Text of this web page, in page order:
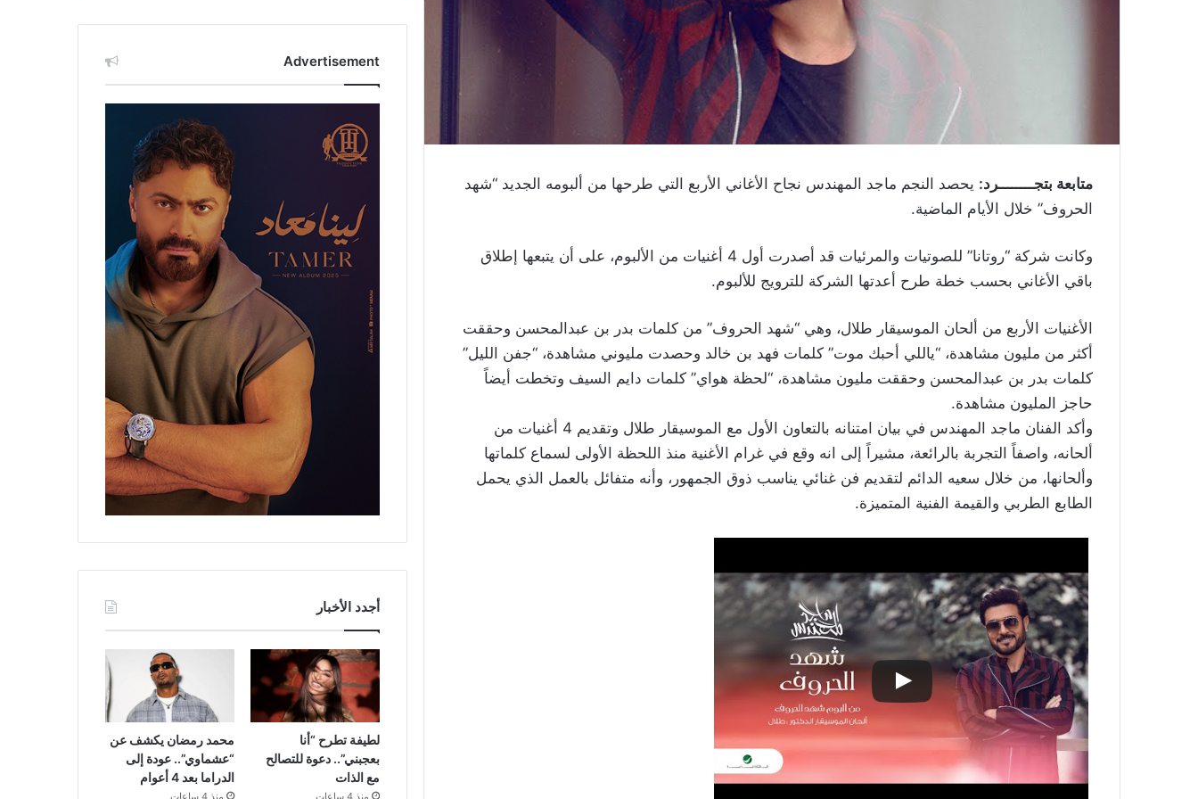
متابعة بتجــــــــرد: يحصد النجم ماجد المهندس نجاح الأغاني الأربع التي طرحها من ألبومه الجديد “شهد
الحروف” خلال الأيام الماضية.
وكانت شركة “روتانا” للصوتيات والمرئيات قد أصدرت أول 4 أغنيات من الألبوم، على أن يتبعها إطلاق
باقي الأغاني بحسب خطة طرح أعدتها الشركة للترويج للألبوم.
الأغنيات الأربع من ألحان الموسيقار طلال، وهي “شهد الحروف” من كلمات بدر بن عبدالمحسن وحققت
أكثر من مليون مشاهدة، “ياللي أحبك موت” كلمات فهد بن خالد وحصدت مليوني مشاهدة، “جفن الليل”
كلمات بدر بن عبدالمحسن وحققت مليون مشاهدة، “لحظة هواي” كلمات دايم السيف وتخطت أيضاً
حاجز المليون مشاهدة.
وأكد الفنان ماجد المهندس في بيان امتنانه بالتعاون الأول مع الموسيقار طلال وتقديم 4 أغنيات من
ألحانه، واصفاً التجربة بالرائعة، مشيراً إلى انه وقع في غرام الأغنية منذ اللحظة الأولى لسماع كلماتها
وألحانها، من خلال سعيه الدائم لتقديم فن غنائي يناسب ذوق الجمهور، وأنه متفائل بالعمل الذي يحمل
الطابع الطربي والقيمة الفنية المتميزة.
Advertisement
أجدد الأخبار
لطيفة تطرح “أنا
بعجبني”.. دعوة للتصالح
مع الذات
منذ 4 ساعات
محمد رمضان يكشف عن
“عشماوي”.. عودة إلى
الدراما بعد 4 أعوام
منذ 4 ساعات